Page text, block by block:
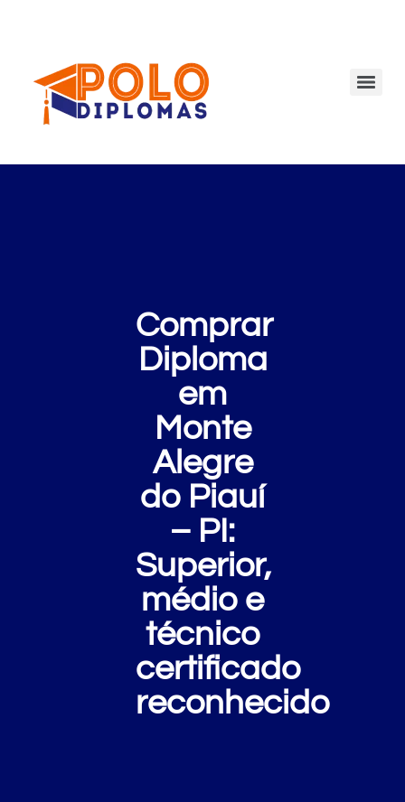
Comprar
Diploma
em
Monte
Alegre
do Piauí
– PI:
Superior,
médio e
técnico
certificado
reconhecido